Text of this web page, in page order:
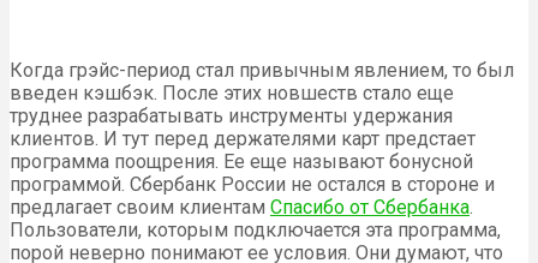
Когда грэйс-период стал привычным явлением, то был
введен кэшбэк. После этих новшеств стало еще
труднее разрабатывать инструменты удержания
клиентов. И тут перед держателями карт предстает
программа поощрения. Ее еще называют бонусной
программой. Сбербанк России не остался в стороне и
предлагает своим клиентам Спасибо от Сбербанка.
Пользователи, которым подключается эта программа,
порой неверно понимают ее условия. Они думают, что